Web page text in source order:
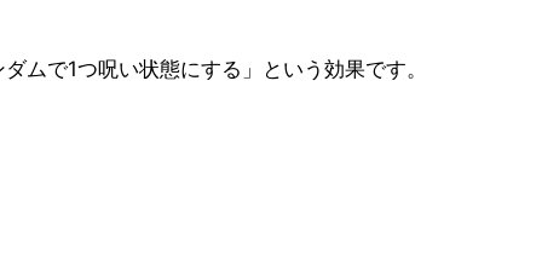
ムで1つ呪い状態にする」という効果です。